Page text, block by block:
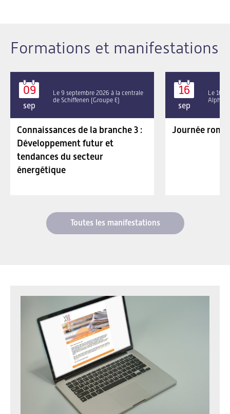
Formations et manifestations
09
sep
Le 9 septembre 2026 à la centrale
de Schiffenen (Groupe E)
Connaissances de la branche 3 :
Développement futur et
tendances du secteur
énergétique
16
sep
Le 16
Alpha
Journée
Toutes les manifestations